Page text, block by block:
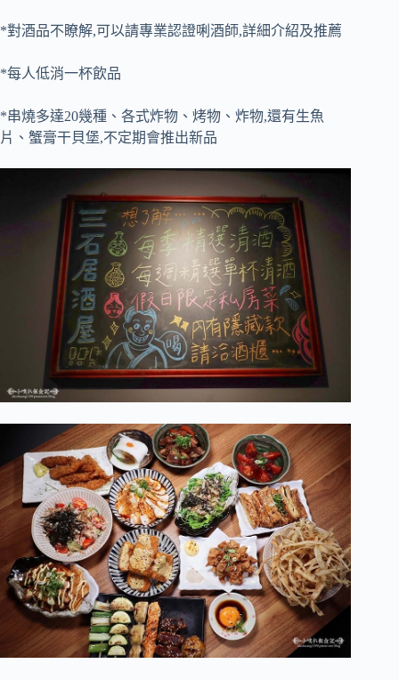
*對酒品不瞭解,可以請專業認證唎酒師,詳細介紹及推薦
*每人低消一杯飲品
*串燒多達20幾種、各式炸物、烤物、炸物,還有生魚
片、蟹膏干貝堡,不定期會推出新品